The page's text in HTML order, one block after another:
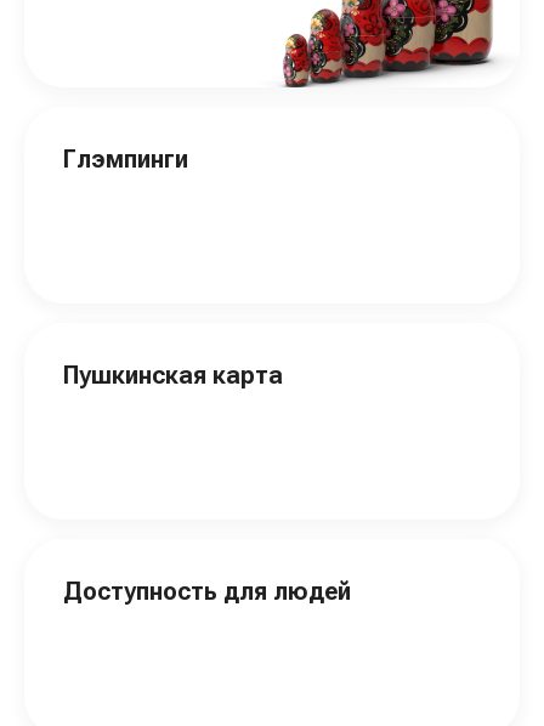
Глэмпинги
Пушкинская карта
Доступность для людей